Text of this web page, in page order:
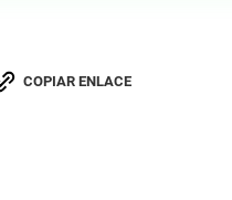
COPIAR ENLACE